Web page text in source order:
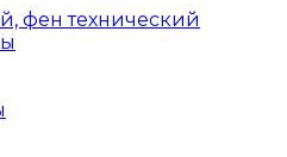
фен технический